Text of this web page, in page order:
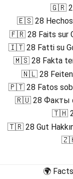
🇬🇷
🇪🇸 28 Hechos
🇫🇷 28 Faits sur
🇮🇹 28 Fatti su
🇲🇸 28 Fakta
🇳🇱 28 Feiten
🇵🇹 28 Fatos
🇷🇺 28 Факты
🇹🇭
🇹🇷 28 Gut
🇿🇭
🌍 Facts